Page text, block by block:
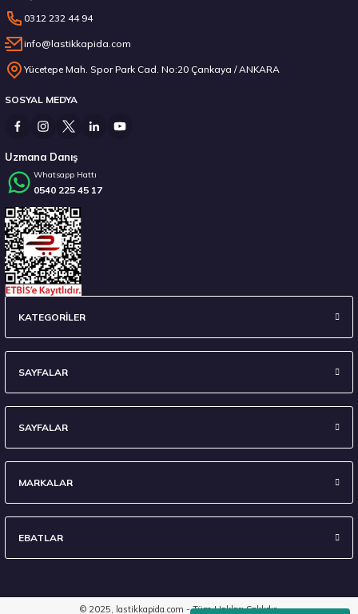
0312 232 44 94
info@lastikkapida.com
Yücetepe Mah. Spor Park Cad. No:20 Çankaya / ANKARA
SOSYAL MEDYA
Uzmana Danış
Whatsapp Hattı
0540 225 45 17
KATEGORİLER
SAYFALAR
SAYFALAR
MARKALAR
EBATLAR
© 2025, lastikkapida.com - Tüm Hakları Saklıdır.